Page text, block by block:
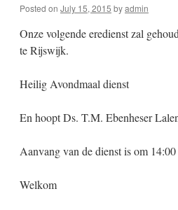
Posted on July 15, 2015 byadmin
Onze volgende eredienst zal
te Rijswijk.
Heilig Avondmaal dienst
En hoopt Ds. T.M. Ebenheser
Aanvang van de dienst is om
Welkom